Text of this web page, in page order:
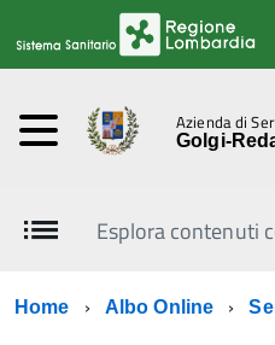
Azienda di
Golgi-
Esplora contenuti
Home Albo Online